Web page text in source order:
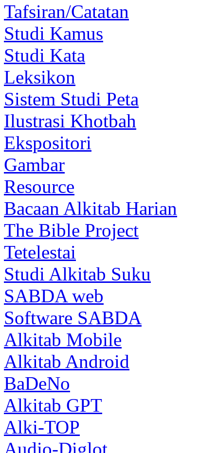
Tafsiran/Catatan
Studi Kamus
Studi Kata
Leksikon
Sistem Studi Peta
Ilustrasi Khotbah
Ekspositori
Gambar
Resource
Bacaan Alkitab Harian
The Bible Project
Tetelestai
Studi Alkitab Suku
SABDA web
Software SABDA
Alkitab Mobile
Alkitab Android
BaDeNo
Alkitab GPT
Alki-TOP
Audio-Diglot